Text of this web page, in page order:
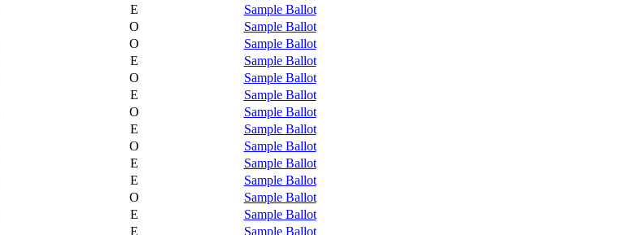
E
Sample Ballot
O
Sample Ballot
O
Sample Ballot
E
Sample Ballot
O
Sample Ballot
E
Sample Ballot
O
Sample Ballot
E
Sample Ballot
O
Sample Ballot
E
Sample Ballot
E
Sample Ballot
O
Sample Ballot
E
Sample Ballot
E
Sample Ballot